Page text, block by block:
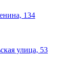
134
улица, 53